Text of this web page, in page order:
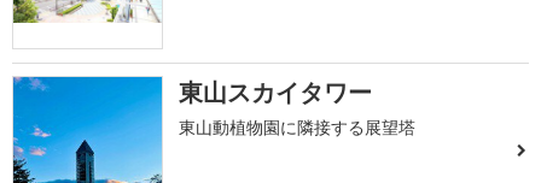
東山スカイタワー
東山動植物園に隣接する展望塔